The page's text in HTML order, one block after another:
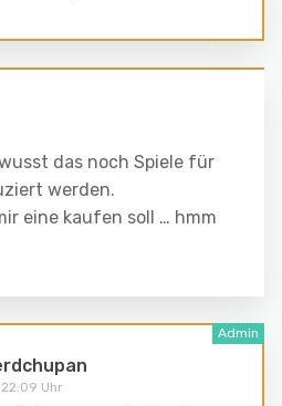
das noch Spiele für
werden.
eine kaufen soll … hmm
Uhr